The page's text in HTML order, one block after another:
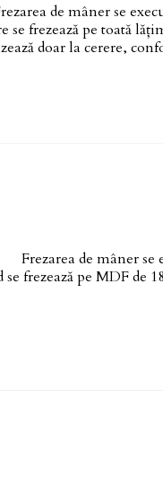
de mâner se
se frezează pe toată
doar la cerere,
de mâner se
frezează pe MDF de